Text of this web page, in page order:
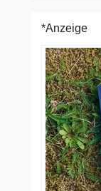
*Anzeige